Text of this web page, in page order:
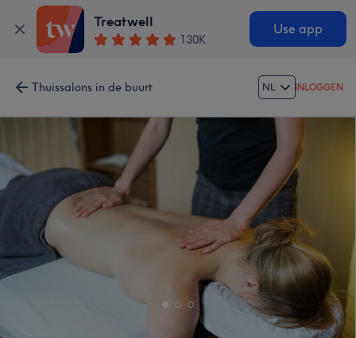
Treatwell
130K
Use app
Thuissalons in de buurt NL INLOGGEN